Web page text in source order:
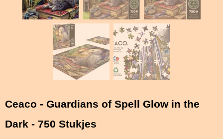
Ceaco - Guardians of Spell Glow in the
Dark - 750 Stukjes